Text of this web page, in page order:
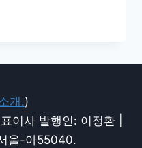
개.)
이사 발행인: 이정환 |
울-아55040.